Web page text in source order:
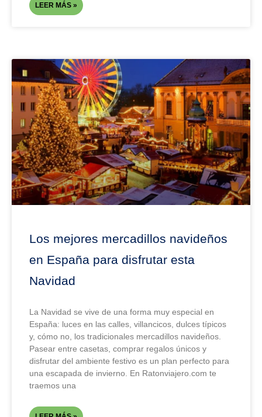
LEER MÁS »
Los mejores mercadillos navideños
en España para disfrutar esta
Navidad
La Navidad se vive de una forma muy especial en
España: luces en las calles, villancicos, dulces típicos
y, cómo no, los tradicionales mercadillos navideños.
Pasear entre casetas, comprar regalos únicos y
disfrutar del ambiente festivo es un plan perfecto para
una escapada de invierno. En Ratonviajero.com te
traemos una